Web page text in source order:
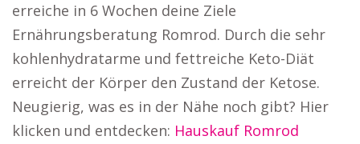
erreiche in 6 Wochen deine Ziele
Ernährungsberatung Romrod. Durch die sehr
kohlenhydratarme und fettreiche Keto-Diät
erreicht der Körper den Zustand der Ketose.
Neugierig, was es in der Nähe noch gibt? Hier
klicken und entdecken: Hauskauf Romrod